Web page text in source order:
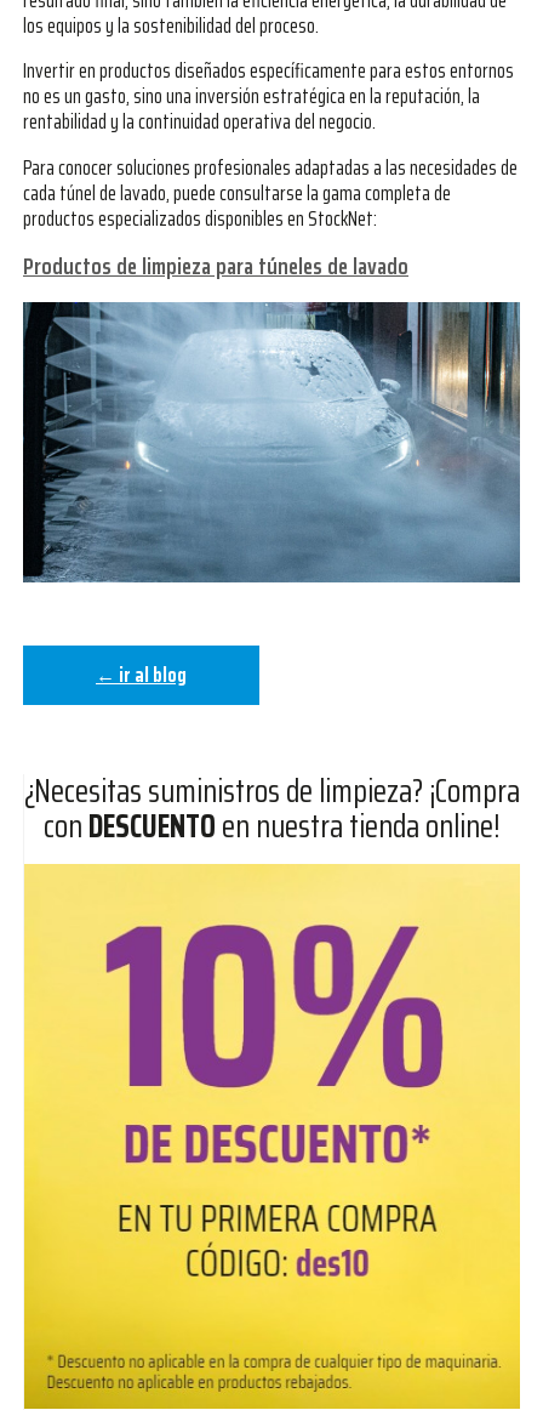
los equipos y la sostenibilidad del proceso.
Invertir en productos diseñados específicamente para estos entornos
no es un gasto, sino una inversión estratégica en la reputación, la
rentabilidad y la continuidad operativa del negocio.
Para conocer soluciones profesionales adaptadas a las necesidades de
cada túnel de lavado, puede consultarse la gama completa de
productos especializados disponibles en StockNet:
Productos de limpieza para túneles de lavado
← ir al blog
¿Necesitas suministros de limpieza? ¡Compra
conDESCUENTOen nuestra tienda online!